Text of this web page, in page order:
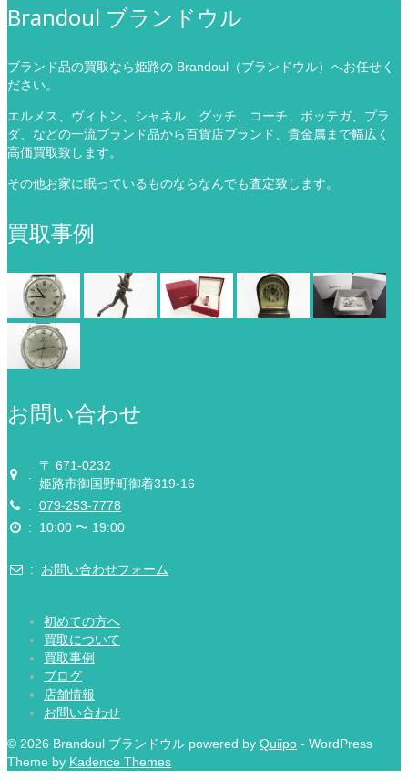
Brandoul ブランドウル
ブランド品の買取なら姫路の Brandoul（ブランドウル）へお任せく
ださい。
エルメス、ヴィトン、シャネル、グッチ、コーチ、ボッテガ、プラ
ダ、などの一流ブランド品から百貨店ブランド、貴金属まで幅広く
高価買取致します。
その他お家に眠っているものならなんでも査定致します。
買取事例
お問い合わせ
:
〒 671-0232
姫路市御国野町御着319-16
: 079-253-7778
:
10:00 〜 19:00
: お問い合わせフォーム
初めての方へ
買取について
買取事例
ブログ
店舗情報
お問い合わせ
© 2026 Brandoul ブランドウル powered by Quiipo - WordPress
Theme by Kadence Themes